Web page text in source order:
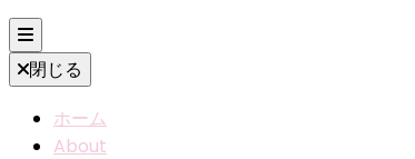
閉じる
ホーム
About